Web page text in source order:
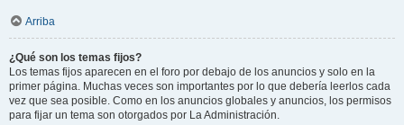
Arriba
¿Qué son los temas fijos?
Los temas fijos aparecen en el foro por debajo de los anuncios y solo en la
primer página. Muchas veces son importantes por lo que debería leerlos cada
vez que sea posible. Como en los anuncios globales y anuncios, los permisos
para fijar un tema son otorgados por La Administración.